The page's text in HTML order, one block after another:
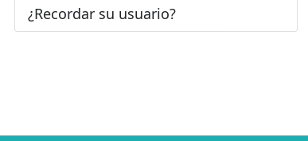
¿Recordar su usuario?